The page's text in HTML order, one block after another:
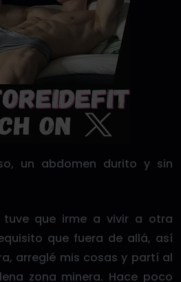
un abdomen durito y sin
que irme a vivir a otra
que fuera de allá, así
arreglé mis cosas y partí al
zona minera. Hace poco